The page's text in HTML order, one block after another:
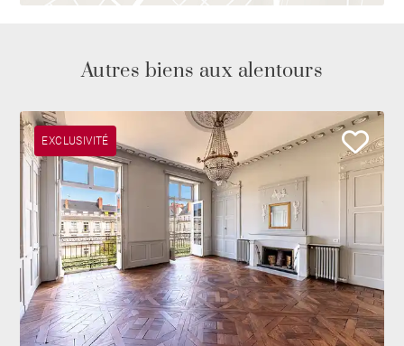
Autres biens aux alentours
EXCLUSIVITÉ